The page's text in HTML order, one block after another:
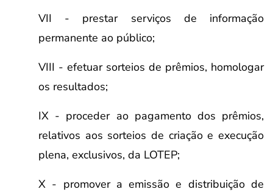
VII - prestar serviços de informação
permanente ao público;
VIII - efetuar sorteios de prêmios, homologar
os resultados;
IX - proceder ao pagamento dos prêmios,
relativos aos sorteios de criação e execução
plena, exclusivos, da LOTEP;
X - promover a emissão e distribuição de